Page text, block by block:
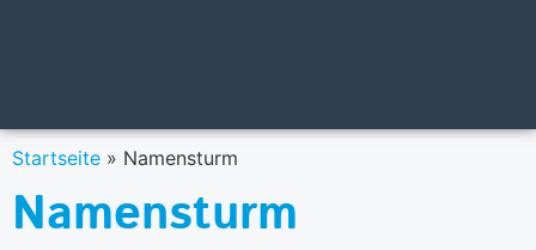
Startseite » Namensturm
Namensturm